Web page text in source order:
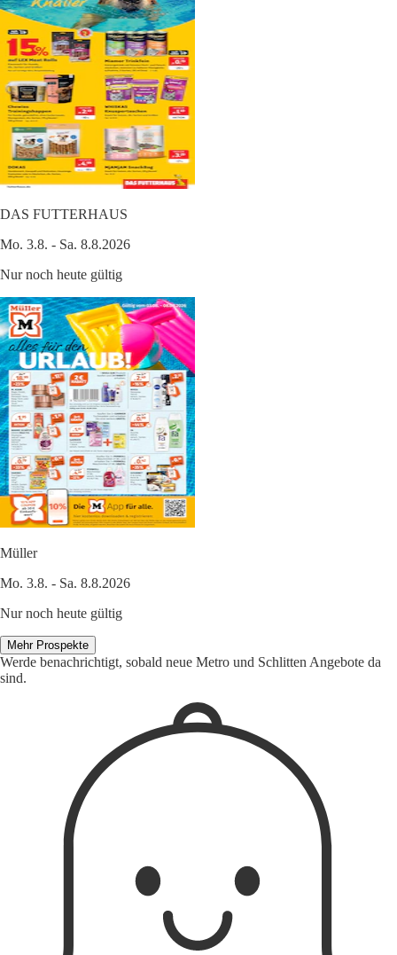
DAS FUTTERHAUS
Mo. 3.8. - Sa. 8.8.2026
Nur noch heute gültig
Müller
Mo. 3.8. - Sa. 8.8.2026
Nur noch heute gültig
Mehr Prospekte
Werde benachrichtigt, sobald neue Metro und Schlitten Angebote da
sind.